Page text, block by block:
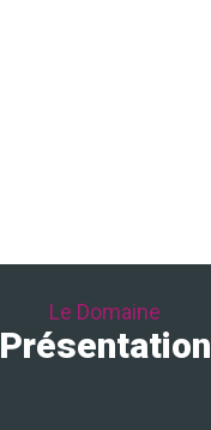
Le Domaine
Présentation